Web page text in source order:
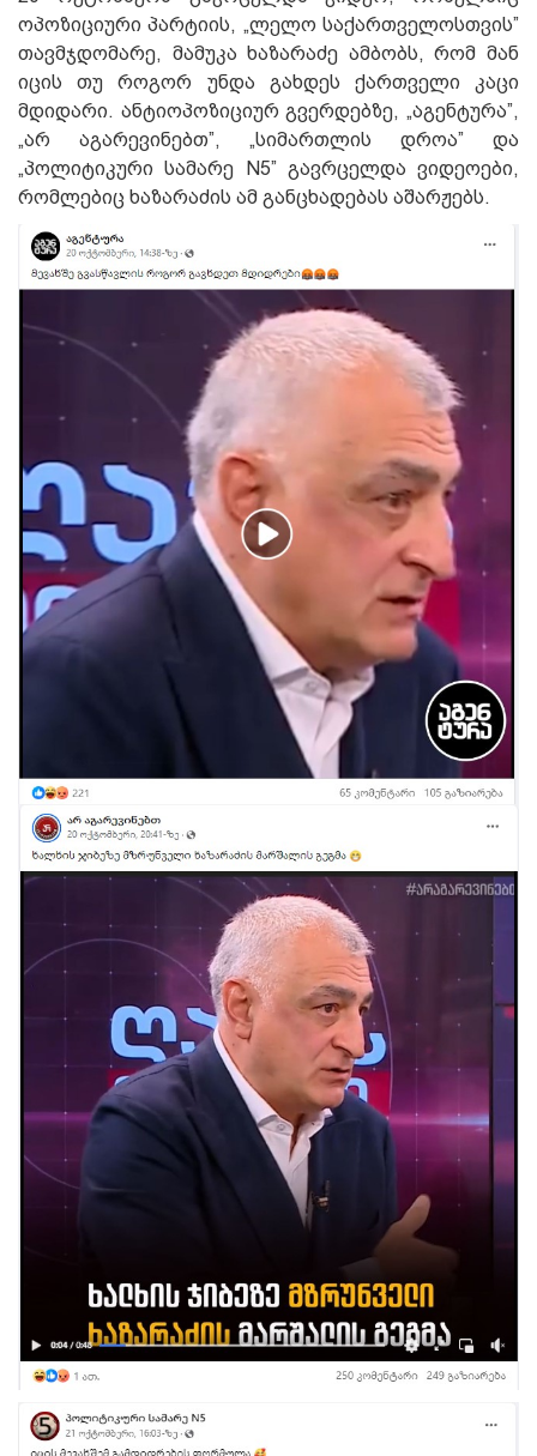
ოპოზიციური პარტიის, „ლელო საქართველოსთვის”
თავმჯდომარე, მამუკა ხაზარაძე ამბობს, რომ მან
იცის თუ როგორ უნდა გახდეს ქართველი კაცი
მდიდარი. ანტიოპოზიციურ გვერდებზე, „აგენტურა”,
„არ აგარევინებთ”, „სიმართლის დროა” და
„პოლიტიკური სამარე N5” გავრცელდა ვიდეოები,
რომლებიც ხაზარაძის ამ განცხადებას აშარჟებს.